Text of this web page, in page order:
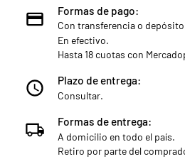
Formas de pago:
Con transferencia o
En efectivo.
Hasta 18 cuotas con
Plazo de entrega:
Consultar.
Formas de entrega:
A domicilio en todo el país.
Retiro por parte del